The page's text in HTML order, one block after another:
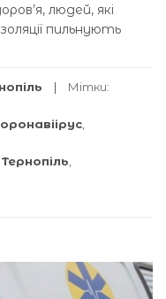
людей, які
пильнують
Мітки:
,
Тернопіль,